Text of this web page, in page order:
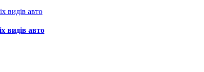
видів авто